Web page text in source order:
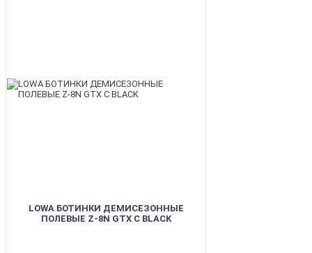
LOWA БОТИНКИ ДЕМИСЕЗОННЫЕ
ПОЛЕВЫЕ Z-8N GTX C BLACK